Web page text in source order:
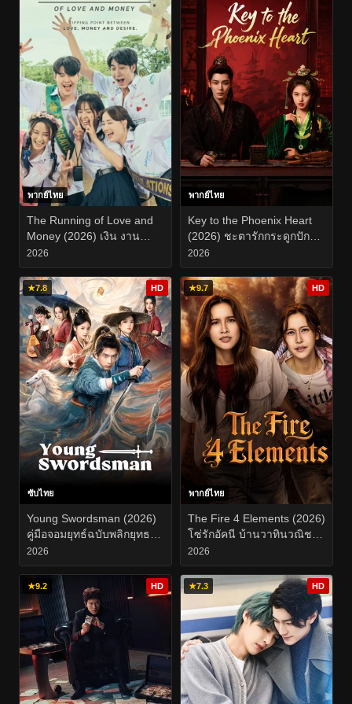
พากย์ไทย
The Running of Love and
Money (2026) เงิน งาน
ความรัก EP.1-19
2026
พากย์ไทย
Key to the Phoenix Heart
(2026) ชะตารักกระดูกปักษา
EP.1-28
2026
★7.8 HD
ซับไทย
Young Swordsman (2026)
คู่มือจอมยุทธ์ฉบับพลิกยุทธภพ
EP.1-26
2026
★9.7 HD
พากย์ไทย
The Fire 4 Elements (2026)
โซ่รักอัคนี บ้านวาทินวณิช
EP.1-8
2026
★9.2 HD ★7.3 HD